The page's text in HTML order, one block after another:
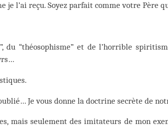
je l’ai reçu. Soyez parfait comme votre Père
du “théosophisme” et de l’horrible
Je vous donne la doctrine secrète de
mais seulement des imitateurs de mon